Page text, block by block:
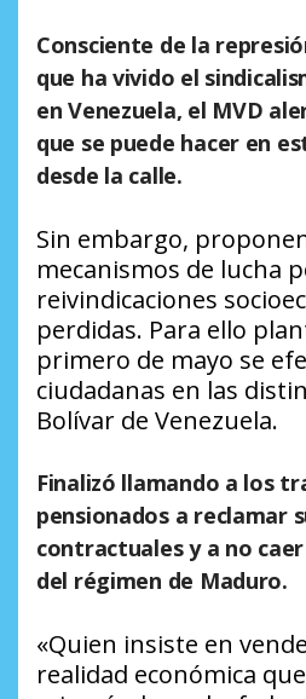
Consciente de la
que ha vivido el
en Venezuela, el MVD
que se puede hacer en
desde la calle.
Sin embargo,
mecanismos de lucha
reivindicaciones
perdidas. Para ello
primero de mayo se
ciudadanas en las
Bolívar de Venezuela.
Finalizó llamando a los
pensionados a reclamar
contractuales y a no
del régimen de Maduro.
«Quien insiste en
realidad económica